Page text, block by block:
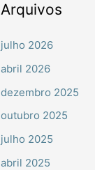
Arquivos
julho 2026
abril 2026
dezembro 2025
outubro 2025
julho 2025
abril 2025